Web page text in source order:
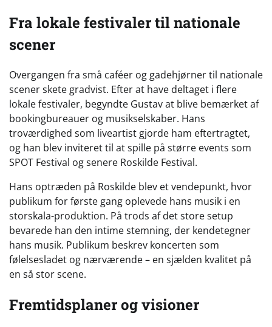
Fra lokale festivaler til nationale
scener
Overgangen fra små caféer og gadehjørner til nationale
scener skete gradvist. Efter at have deltaget i flere
lokale festivaler, begyndte Gustav at blive bemærket af
bookingbureauer og musikselskaber. Hans
troværdighed som liveartist gjorde ham eftertragtet,
og han blev inviteret til at spille på større events som
SPOT Festival og senere Roskilde Festival.
Hans optræden på Roskilde blev et vendepunkt, hvor
publikum for første gang oplevede hans musik i en
storskala-produktion. På trods af det store setup
bevarede han den intime stemning, der kendetegner
hans musik. Publikum beskrev koncerten som
følelsesladet og nærværende – en sjælden kvalitet på
en så stor scene.
Fremtidsplaner og visioner